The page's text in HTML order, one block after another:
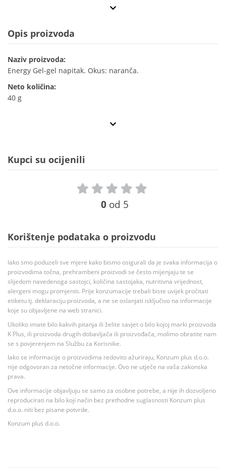
Opis proizvoda
Naziv proizvoda:
Energy Gel-gel napitak. Okus: naranča.
Neto količina:
40 g
Kupci su ocijenili
0 od 5
Korištenje podataka o proizvodu
Iako smo poduzeli sve mjere kako bismo osigurali da je svaka informacija o
proizvodima točna, prehrambeni proizvodi se često mijenjaju te se
slijedom navedenoga sastojci, količina sastojaka, nutritivna vrijednost,
alergeni mogu promjeniti. Prije konzumacije trebali biste uvijek pročitati
etiketu tj. deklaraciju proizvoda, a ne se oslanjati isključivo na informacije
koje su objavljene na web stranici.
Ukoliko imate bilo kakvih pitanja ili želite savjet o bilo kojoj marki proizvoda
K Plus, ili proizvoda drugih dobavljača ili proizvođača, molimo obratite nam
se s povjerenjem na Službu za Korisnike.
Iako se informacije o proizvodima redovito ažuriraju, Konzum plus d.o.o.
nije odgovoran za netočne informacije. Ovo ne utječe na vaša zakonska
prava.
Ove informacije objavljuju se samo za osobne potrebe, a nije ih dozvoljeno
reproducirati na bilo koji način bez prethodne suglasnosti Konzum plus
d.o.o. niti bez pisane potvrde.
Konzum plus d.o.o.